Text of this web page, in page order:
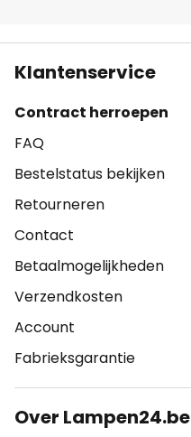
Klantenservice
Contract herroepen
FAQ
Bestelstatus bekijken
Retourneren
Contact
Betaalmogelijkheden
Verzendkosten
Account
Fabrieksgarantie
Over Lampen24.be